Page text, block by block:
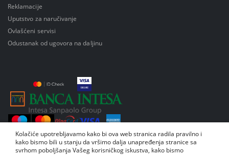
Reklamacije
Uputstvo za naručivanje
Ovlašćeni servisi
Odustanak od ugovora na daljinu
Kolačiće upotrebljavamo kako bi ova web stranica radila pravilno i
kako bismo bili u stanju da vršimo dalja unapređenja stranice sa
svrhom poboljšanja Vašeg korisničkog iskustva, kako bismo